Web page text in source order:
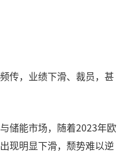
传，业绩下滑、裁员，甚
储能市场，随着2023年欧
现明显下滑，颓势难以逆